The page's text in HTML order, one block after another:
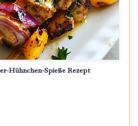
Hühnchen-Spieße Rezept